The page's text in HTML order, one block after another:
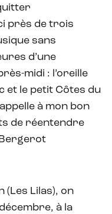
près de trois
sans
d’une
midi : l’oreille
et le petit Côtes du
à mon bon
de réentendre
(Les Lilas), on
à la